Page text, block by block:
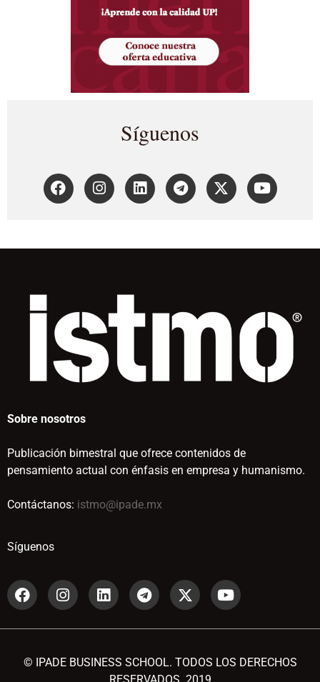
Síguenos
Sobre nosotros
Publicación bimestral que ofrece contenidos de
pensamiento actual con énfasis en empresa y humanismo.
Contáctanos: istmo@ipade.mx
Síguenos
© IPADE BUSINESS SCHOOL. TODOS LOS DERECHOS